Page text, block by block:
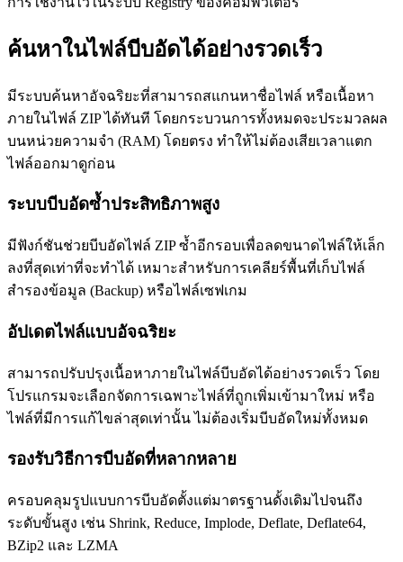
ค้นหาในไฟล์บีบอัดได้อย่างรวดเร็ว
มีระบบค้นหาอัจฉริยะที่สามารถสแกนหาชื่อไฟล์ หรือเนื้อหา
ภายในไฟล์ ZIP ได้ทันที โดยกระบวนการทั้งหมดจะประมวลผล
บนหน่วยความจำ (RAM) โดยตรง ทำให้ไม่ต้องเสียเวลาแตก
ไฟล์ออกมาดูก่อน
ระบบบีบอัดซ้ำประสิทธิภาพสูง
มีฟังก์ชันช่วยบีบอัดไฟล์ ZIP ซ้ำอีกรอบเพื่อลดขนาดไฟล์ให้เล็ก
ลงที่สุดเท่าที่จะทำได้ เหมาะสำหรับการเคลียร์พื้นที่เก็บไฟล์
สำรองข้อมูล (Backup) หรือไฟล์เซฟเกม
อัปเดตไฟล์แบบอัจฉริยะ
สามารถปรับปรุงเนื้อหาภายในไฟล์บีบอัดได้อย่างรวดเร็ว โดย
โปรแกรมจะเลือกจัดการเฉพาะไฟล์ที่ถูกเพิ่มเข้ามาใหม่ หรือ
ไฟล์ที่มีการแก้ไขล่าสุดเท่านั้น ไม่ต้องเริ่มบีบอัดใหม่ทั้งหมด
รองรับวิธีการบีบอัดที่หลากหลาย
ครอบคลุมรูปแบบการบีบอัดตั้งแต่มาตรฐานดั้งเดิมไปจนถึง
ระดับขั้นสูง เช่น Shrink, Reduce, Implode, Deflate, Deflate64,
BZip2 และ LZMA